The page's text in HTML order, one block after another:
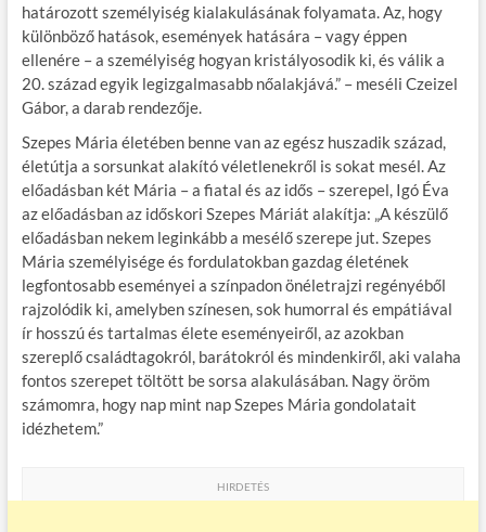
határozott személyiség kialakulásának folyamata. Az, hogy
különböző hatások, események hatására – vagy éppen
ellenére – a személyiség hogyan kristályosodik ki, és válik a
20. század egyik legizgalmasabb nőalakjává.” – meséli Czeizel
Gábor, a darab rendezője.
Szepes Mária életében benne van az egész huszadik század,
életútja a sorsunkat alakító véletlenekről is sokat mesél. Az
előadásban két Mária – a fiatal és az idős – szerepel, Igó Éva
az előadásban az időskori Szepes Máriát alakítja: „A készülő
előadásban nekem leginkább a mesélő szerepe jut. Szepes
Mária személyisége és fordulatokban gazdag életének
legfontosabb eseményei a színpadon önéletrajzi regényéből
rajzolódik ki, amelyben színesen, sok humorral és empátiával
ír hosszú és tartalmas élete eseményeiről, az azokban
szereplő családtagokról, barátokról és mindenkiről, aki valaha
fontos szerepet töltött be sorsa alakulásában. Nagy öröm
számomra, hogy nap mint nap Szepes Mária gondolatait
idézhetem.”
HIRDETÉS